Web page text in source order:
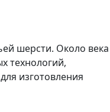
шерсти. Около века
технологий,
изготовления